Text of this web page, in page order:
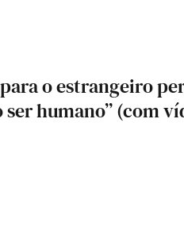
o estrangeiro
ser humano” (com